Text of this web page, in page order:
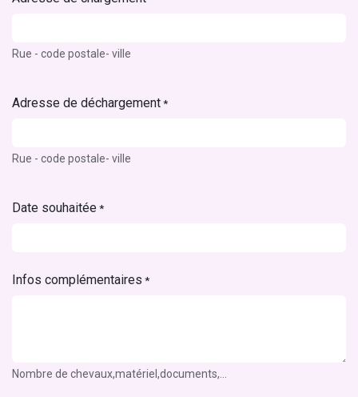
Rue - code postale- ville
Adresse de déchargement*
Rue - code postale- ville
Date souhaitée*
Infos complémentaires *
Nombre de chevaux,matériel,documents,...